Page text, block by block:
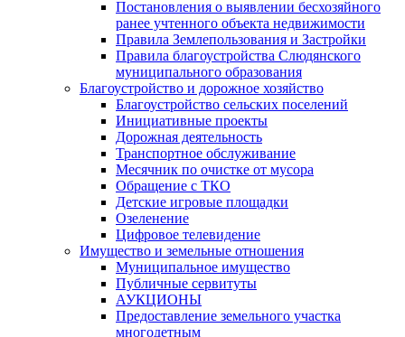
Постановления о выявлении бесхозяйного
ранее учтенного объекта недвижимости
Правила Землепользования и Застройки
Правила благоустройства Слюдянского
муниципального образования
Благоустройство и дорожное хозяйство
Благоустройство сельских поселений
Инициативные проекты
Дорожная деятельность
Транспортное обслуживание
Месячник по очистке от мусора
Обращение с ТКО
Детские игровые площадки
Озеленение
Цифровое телевидение
Имущество и земельные отношения
Муниципальное имущество
Публичные сервитуты
АУКЦИОНЫ
Предоставление земельного участка
многодетным